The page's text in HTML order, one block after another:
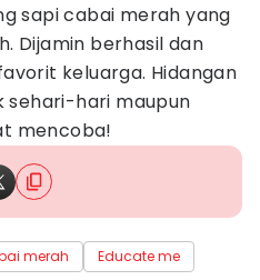
sapi cabai merah yang
Dijamin berhasil dan
keluarga. Hidangan
sehari-hari maupun
mencoba!
merah Educate me